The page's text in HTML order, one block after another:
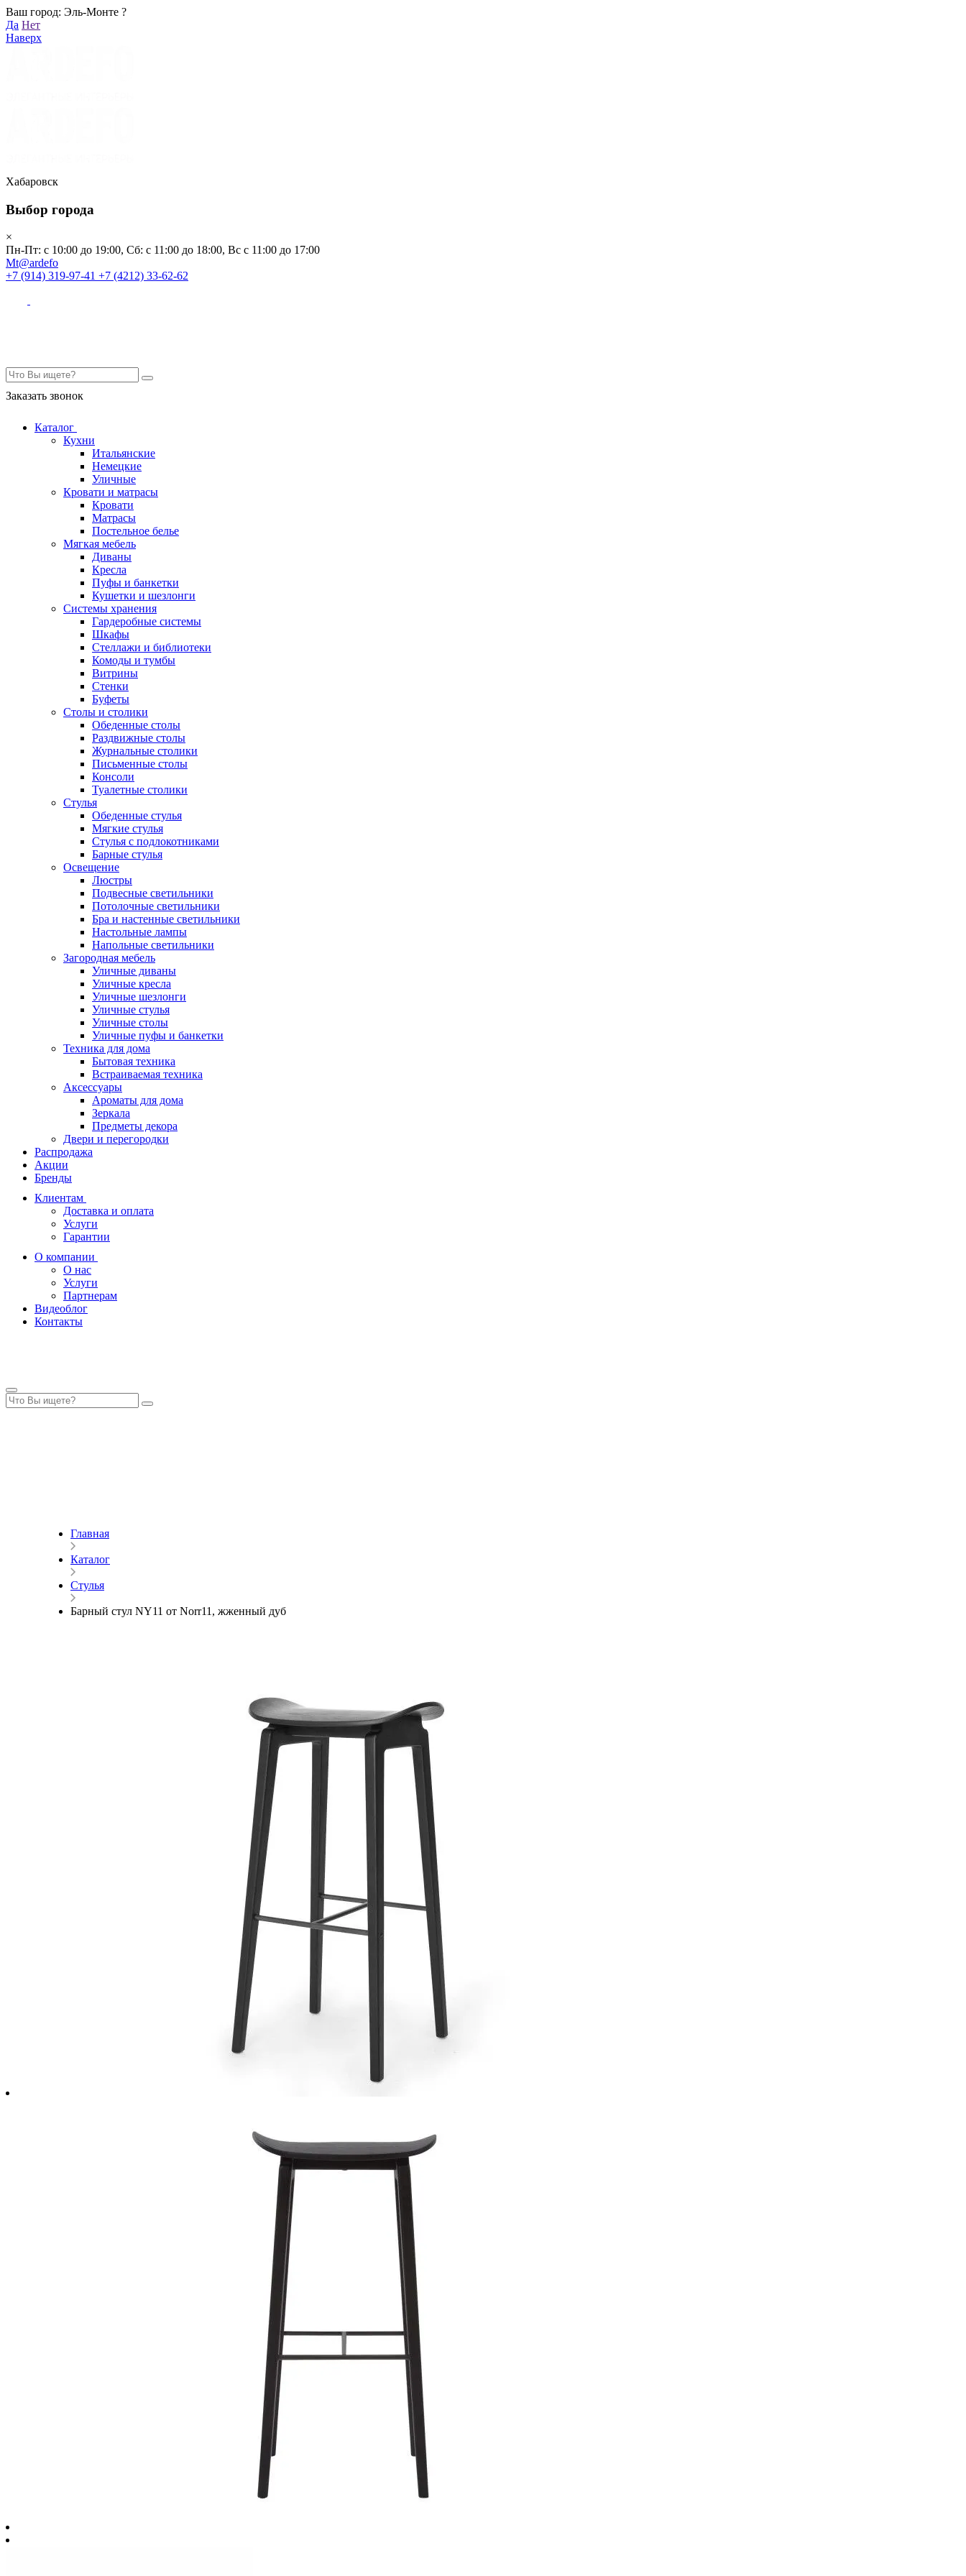
Ваш город: Эль-Монте ?
Да Нет
Наверх
Хабаровск
Выбор города
×
Пн-Пт: с 10:00 до 19:00, Сб: с 11:00 до 18:00, Вс с 11:00 до 17:00
Mt@ardefo
+7 (914) 319-97-41 +7 (4212) 33-62-62
Заказать звонок
Каталог
Кухни
Итальянские
Немецкие
Уличные
Кровати и матрасы
Кровати
Матрасы
Постельное белье
Мягкая мебель
Диваны
Кресла
Пуфы и банкетки
Кушетки и шезлонги
Системы хранения
Гардеробные системы
Шкафы
Стеллажи и библиотеки
Комоды и тумбы
Витрины
Стенки
Буфеты
Столы и столики
Обеденные столы
Раздвижные столы
Журнальные столики
Письменные столы
Консоли
Туалетные столики
Стулья
Обеденные стулья
Мягкие стулья
Стулья с подлокотниками
Барные стулья
Освещение
Люстры
Подвесные светильники
Потолочные светильники
Бра и настенные светильники
Настольные лампы
Напольные светильники
Загородная мебель
Уличные диваны
Уличные кресла
Уличные шезлонги
Уличные стулья
Уличные столы
Уличные пуфы и банкетки
Техника для дома
Бытовая техника
Встраиваемая техника
Аксессуары
Ароматы для дома
Зеркала
Предметы декора
Двери и перегородки
Распродажа
Акции
Бренды
Клиентам
Доставка и оплата
Услуги
Гарантии
О компании
О нас
Услуги
Партнерам
Видеоблог
Контакты
Главная
Каталог
Стулья
Барный стул NY11 от Norr11, жженный дуб
Бренды
Клиентам
О компании
Хабаровск
Пн-Пт: с 10:00 до 19:00, Сб: с 11:00 до 18:00, Вс с 11:00 до 17:00
Mt@ardefo